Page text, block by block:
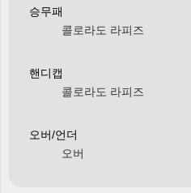
승무패
콜로라도 라피즈
핸디캡
콜로라도 라피즈
오버/언더
오버